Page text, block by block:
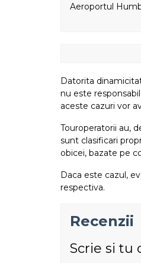
Aeroportul
Datorita
nu este
aceste cazuri vor
Touroperatorii au,
sunt clasificari
obicei, bazate pe
Daca este cazul,
respectiva.
Recenzii
Scrie si tu